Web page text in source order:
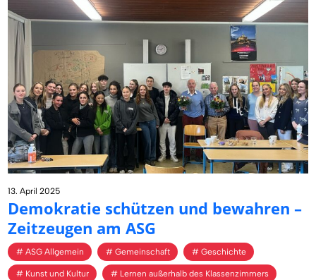
13. April 2025
De­mo­kra­tie schüt­zen und be­wah­ren –
Zeit­zeu­gen am ASG
ASG Allgemein Gemeinschaft Geschichte
Kunst und Kultur Lernen außerhalb des Klassenzimmers